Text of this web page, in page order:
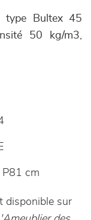
type Bultex 45
50 kg/m3,
cm
disponible sur